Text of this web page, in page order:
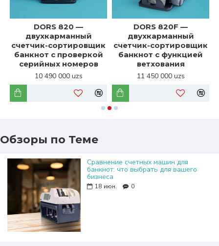
DORS 820 —
двухкарманный
счетчик-сортировщик
банкнот с проверкой
серийных номеров
10 490 000 uzs
DORS 820F —
двухкарманный
счетчик-сортировщик
банкнот с функцией
ветхования
11 450 000 uzs
Обзоры по Теме
Сравнение счетных машин для
банкнот: что выбрать для вашего
бизнеса
18 июн. 0